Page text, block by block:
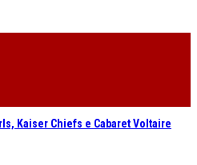
Kaiser Chiefs e Cabaret Voltaire